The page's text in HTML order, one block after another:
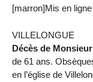
[marron]Mis en
VILLELONGUE
Décès de
de 61 ans.
en l’église de